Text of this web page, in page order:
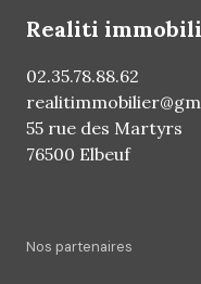
realiti
02.35.78.88.62
55 rue des Martyrs
76500 Elbeuf
Nos partenaires